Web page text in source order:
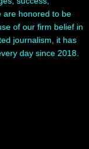
are honored to be
of our firm belief in
journalism, it has
day since 2018.